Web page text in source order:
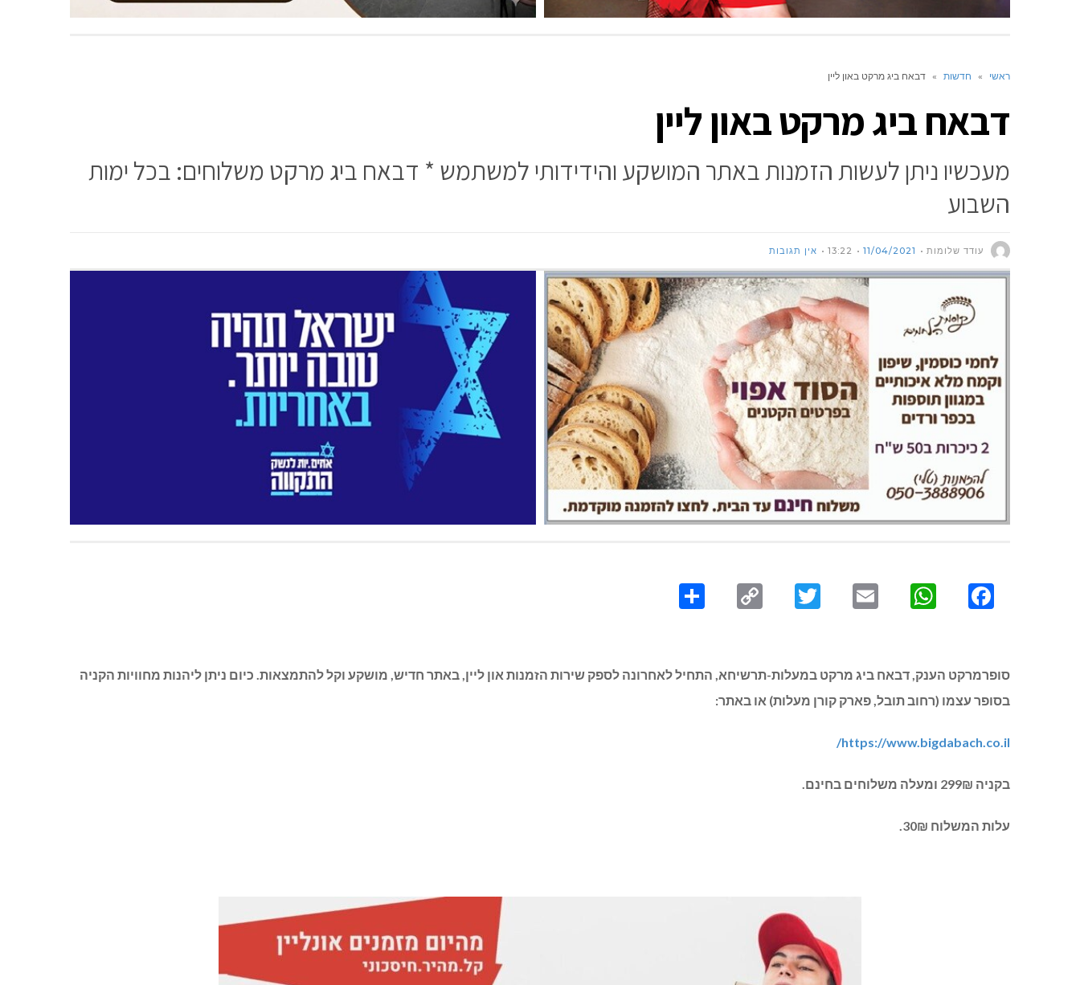
ראשי » חדשות » דבאח ביג מרקט באון ליין
דבאח ביג מרקט באון ליין
מעכשיו ניתן לעשות הזמנות באתר המושקע והידידותי למשתמש * דבאח ביג מרקט משלוחים: בכל ימות
השבוע
עודד שלומות 11/04/2021
13:22 אין תגובות
Facebook
WhatsApp
Email
Twitter
Copy
סופרמרקט הענק, דבאח ביג מרקט במעלות-תרשיחא, התחיל לאחרונה לספק שירות הזמנות און ליין, באתר חדיש, מושקע וקל להתמצאות. כיום ניתן ליהנות מחוויות הקניה
בסופר עצמו (רחוב תובל, פארק קורן מעלות) או באתר:
https://www.bigdabach.co.il/
בקניה 299₪ ומעלה משלוחים בחינם.
עלות המשלוח 30₪.